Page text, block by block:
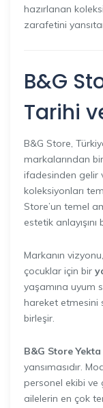
hazırlanan
zarafetini
B&G
Tarihi
B&G Store,
markalarından
ifadesinden gelir
koleksiyonları
Store’un temel
estetik
Markanın
çocuklar için bir
yaşamına uyum
hareket etmesini
birleşir.
B&G Store
yansımasıdır.
personel ekibi ve
ailelerin en çok